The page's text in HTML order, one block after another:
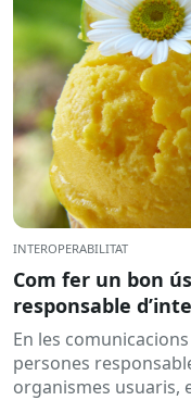
INTEROPERABILITAT
Com fer un bon
responsable
En les
persones
organismes usuaris,